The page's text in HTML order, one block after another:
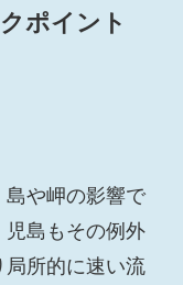
ポイント
や岬の影響で
島もその例外
局所的に速い流